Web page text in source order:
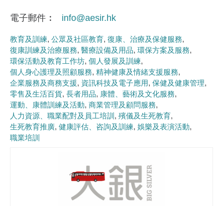
電子郵件 info@aesir.hk
教育及訓練 公眾及社區教育 復康、治療及保健服務
復康訓練及治療服務 醫療設備及用品 環保方案及服務
環保活動及教育工作坊 個人發展及訓練
個人身心護理及照顧服務 精神健康及情緒支援服務
企業服務及商務支援 資訊科技及電子應用 保健及健康管理
零售及生活百貨 長者用品
康體、藝術及文化服務
運動、康體訓練及活動 商業管理及顧問服務
人力資源、職業配對及員工培訓
殯儀及生死教育
生死教育推廣 健康評估、咨詢及訓練 娛樂及表演活動
職業培訓